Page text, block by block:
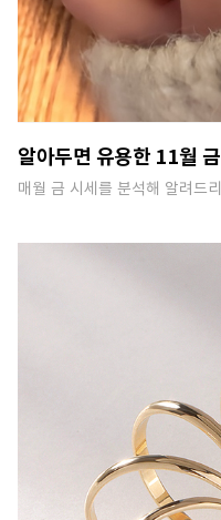
알아두면 유용한 11월
매월 금 시세를 분석해 알려드